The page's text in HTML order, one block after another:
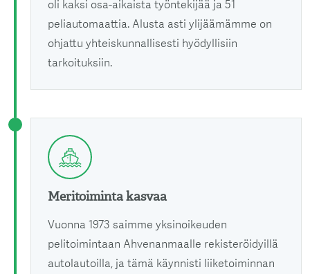
oli kaksi osa-aikaista työntekijää ja 51
peliautomaattia. Alusta asti ylijäämämme on
ohjattu yhteiskunnallisesti hyödyllisiin
tarkoituksiin.
Meritoiminta kasvaa
Vuonna 1973 saimme yksinoikeuden
pelitoimintaan Ahvenanmaalle rekisteröidyillä
autolautoilla, ja tämä käynnisti liiketoiminnan